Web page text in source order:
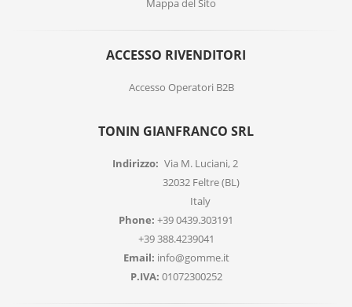
Mappa del Sito
ACCESSO RIVENDITORI
Accesso Operatori B2B
TONIN GIANFRANCO SRL
Indirizzo: Via M. Luciani, 2
32032 Feltre (BL)
Italy
Phone: +39 0439.303191
+39 388.4239041
Email: info@gomme.it
P.IVA: 01072300252